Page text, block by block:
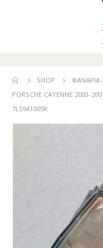
SHOP ΦΑΝΆΡΙΑ
PORSCHE CAYENNE 2003-
7L5941005K